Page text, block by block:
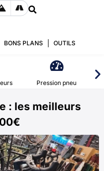
BONS PLANS OUTILS
Pression pneu
: les meilleurs